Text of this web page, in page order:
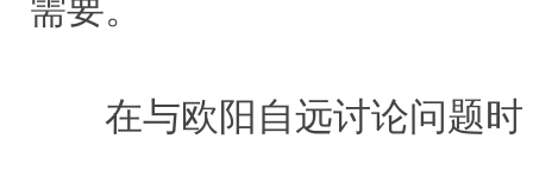
需要。
在与欧阳自远讨论问题时